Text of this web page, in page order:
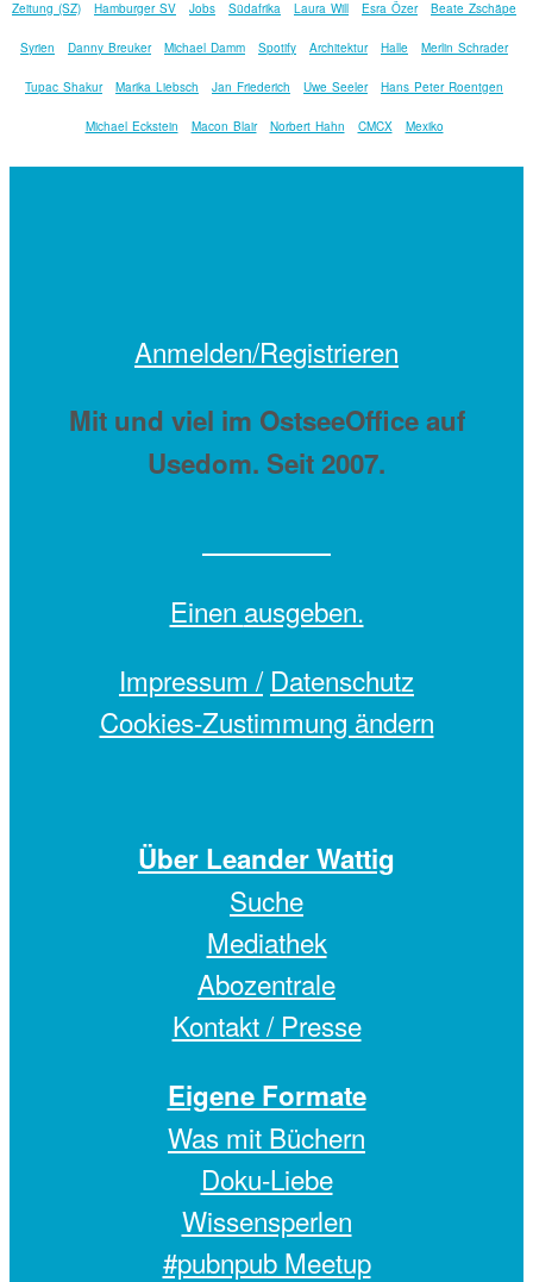
Zeitung (SZ) Hamburger SV Jobs Südafrika Laura Will Esra Özer Beate Zschäpe
Syrien Danny Breuker Michael Damm Spotify Architektur Halle Merlin Schrader
Tupac Shakur Marika Liebsch Jan Friederich Uwe Seeler Hans Peter Roentgen
Michael Eckstein Macon Blair Norbert Hahn CMCX Mexiko
Anmelden/Registrieren
Mit und viel im OstseeOffice auf
Usedom. Seit 2007.
Einen ausgeben.
Impressum / Datenschutz
Cookies-Zustimmung ändern
Über Leander Wattig
Suche
Mediathek
Abozentrale
Kontakt / Presse
Eigene Formate
Was mit Büchern
Doku-Liebe
Wissensperlen
#pubnpub Meetup